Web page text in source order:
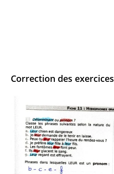
Correction des exercices